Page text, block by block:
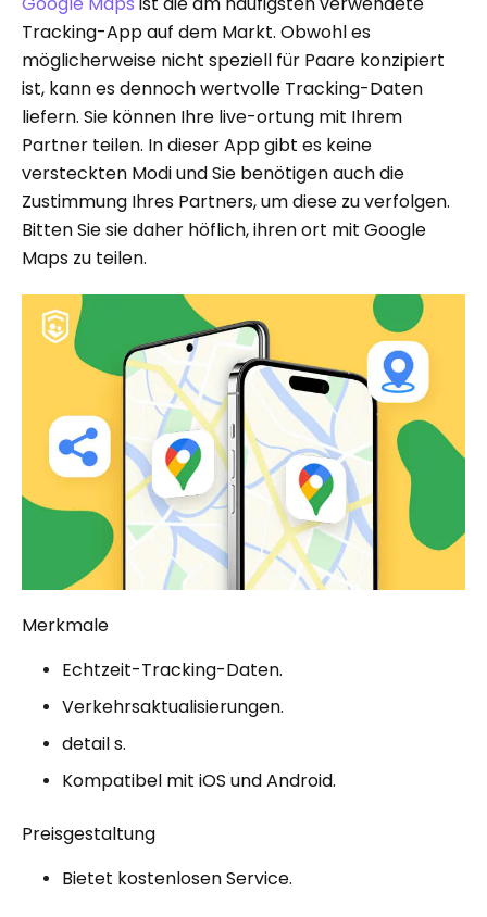
Tracking-App auf dem Markt. Obwohl es
möglicherweise nicht speziell für Paare konzipiert
ist, kann es dennoch wertvolle Tracking-Daten
liefern. Sie können Ihre live-ortung mit Ihrem
Partner teilen. In dieser App gibt es keine
versteckten Modi und Sie benötigen auch die
Zustimmung Ihres Partners, um diese zu verfolgen.
Bitten Sie sie daher höflich, ihren ort mit Google
Maps zu teilen.
Merkmale
Echtzeit-Tracking-Daten.
Verkehrsaktualisierungen.
detail s.
Kompatibel mit iOS und Android.
Preisgestaltung
Bietet kostenlosen Service.